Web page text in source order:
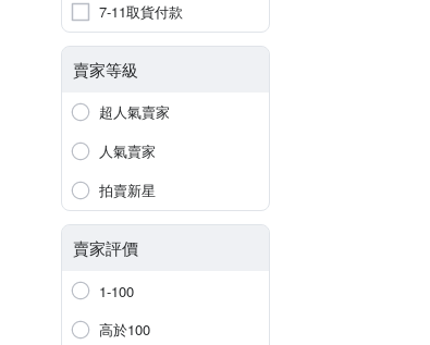
7-11取貨付款
賣家等級
超人氣賣家
人氣賣家
拍賣新星
賣家評價
1-100
高於100